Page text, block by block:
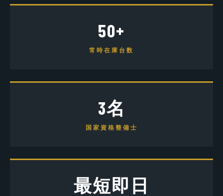
50+
常時在庫台数
3名
国家資格整備士
最短即日